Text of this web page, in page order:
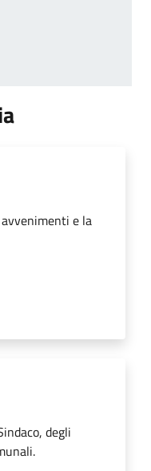
e la
degli